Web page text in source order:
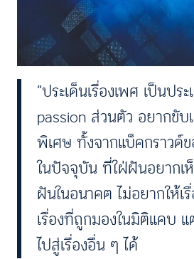
“ประเด็นเรื่องเพศ เป็นปร
passion ส่วนตัว อยากขับ
พิเศษ ทั้งจากแบ็คกราวด์ข
ในปัจจุบัน ที่ใฝ่ฝันอยากเ
ฝันในอนาคต ไม่อยากให้เ
เรื่องที่ถูกมองในมิติแคบ
ไปสู่เรื่องอื่น ๆ ได้